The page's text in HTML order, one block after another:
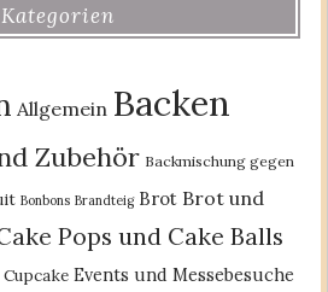
Kategorien
Allgemein Backen
Zubehör Backmischung gegen
Bonbons Brandteig Brot Brot und
Pops und Cake Balls
Cupcake Events und Messebesuche